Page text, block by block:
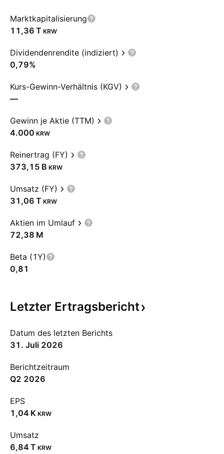
Marktkapitalisierung
‪11,36 T‬ KRW
Dividendenrendite (indiziert)
0,79%
Kurs-Gewinn-Verhältnis (KGV)
—
Gewinn je Aktie (TTM)
4.000 KRW
Reinertrag (FY)
‪373,15 B‬ KRW
Umsatz (FY)
‪31,06 T‬ KRW
Aktien im Umlauf
‪72,38 M‬
Beta (1Y)
0,81
Letzter Ertragsbericht
Datum des letzten Berichts
31. Juli 2026
Berichtzeitraum
Q2 2026
EPS
‪1,04 K‬ KRW
Umsatz
‪6,84 T‬ KRW